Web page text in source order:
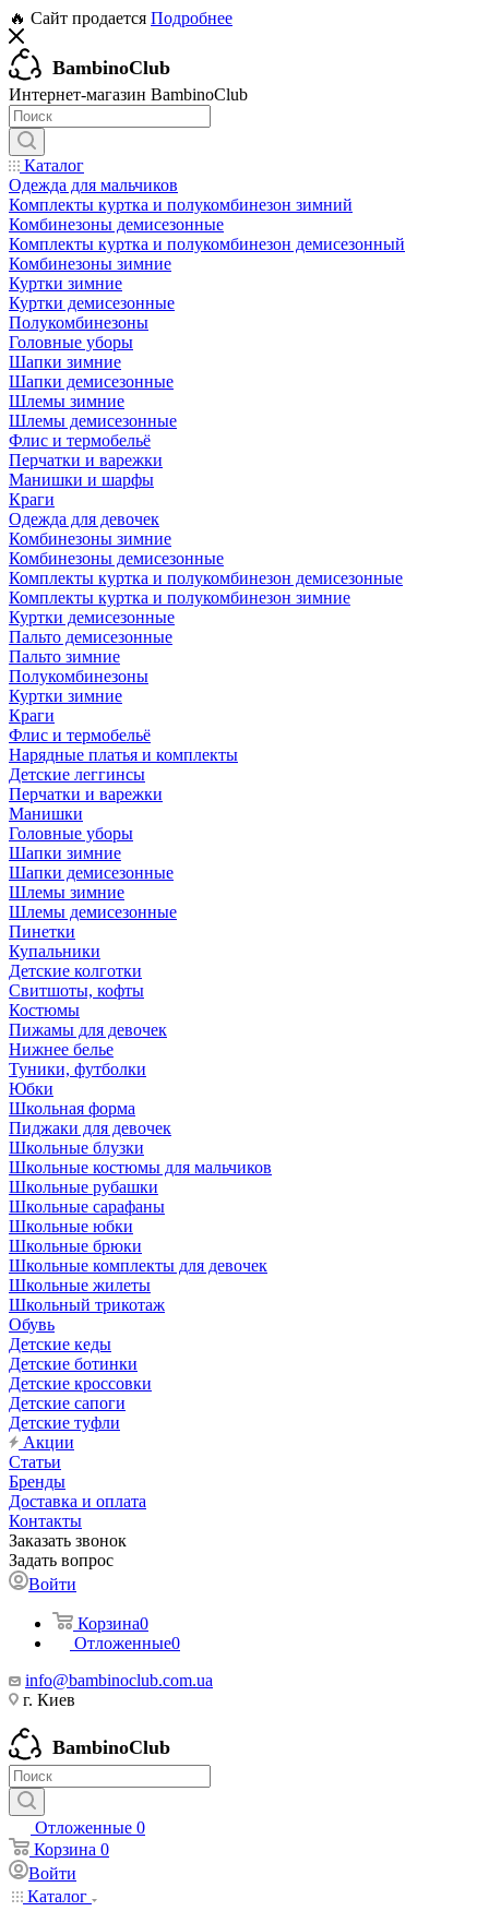
🔥 Сайт продается Подробнее
BambinoClub
Интернет-магазин BambinoClub
Каталог
Одежда для мальчиков
Комплекты куртка и полукомбинезон зимний
Комбинезоны демисезонные
Комплекты куртка и полукомбинезон демисезонный
Комбинезоны зимние
Куртки зимние
Куртки демисезонные
Полукомбинезоны
Головные уборы
Шапки зимние
Шапки демисезонные
Шлемы зимние
Шлемы демисезонные
Флис и термобельё
Перчатки и варежки
Манишки и шарфы
Краги
Одежда для девочек
Комбинезоны зимние
Комбинезоны демисезонные
Комплекты куртка и полукомбинезон демисезонные
Комплекты куртка и полукомбинезон зимние
Куртки демисезонные
Пальто демисезонные
Пальто зимние
Полукомбинезоны
Куртки зимние
Краги
Флис и термобельё
Нарядные платья и комплекты
Детские леггинсы
Перчатки и варежки
Манишки
Головные уборы
Шапки зимние
Шапки демисезонные
Шлемы зимние
Шлемы демисезонные
Пинетки
Купальники
Детские колготки
Свитшоты, кофты
Костюмы
Пижамы для девочек
Нижнее белье
Туники, футболки
Юбки
Школьная форма
Пиджаки для девочек
Школьные блузки
Школьные костюмы для мальчиков
Школьные рубашки
Школьные сарафаны
Школьные юбки
Школьные брюки
Школьные комплекты для девочек
Школьные жилеты
Школьный трикотаж
Обувь
Детские кеды
Детские ботинки
Детские кроссовки
Детские сапоги
Детские туфли
Акции
Статьи
Бренды
Доставка и оплата
Контакты
Заказать звонок
Задать вопрос
Войти
Корзина0
Отложенные0
info@bambinoclub.com.ua
г. Киев
BambinoClub
Отложенные 0
Корзина 0
Войти
Каталог